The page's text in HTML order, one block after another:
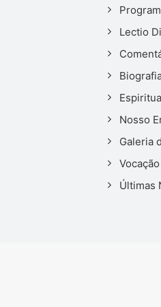
Lectio
Nosso
Galeria
Vocação
Últimas